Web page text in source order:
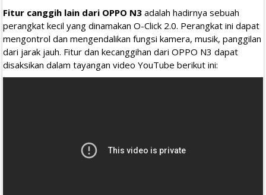
Fitur canggih lain dari OPPO N3 adalah hadirnya sebuah
perangkat kecil yang dinamakan O-Click 2.0. Perangkat ini dapat
mengontrol dan mengendalikan fungsi kamera, musik, panggilan
dari jarak jauh. Fitur dan kecanggihan dari OPPO N3 dapat
disaksikan dalam tayangan video YouTube berikut ini: